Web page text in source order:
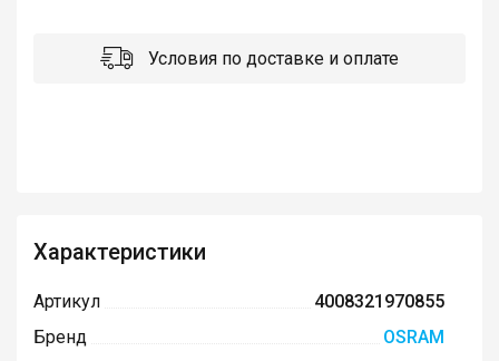
Условия по доставке и оплате
Характеристики
Артикул
4008321970855
Бренд
OSRAM